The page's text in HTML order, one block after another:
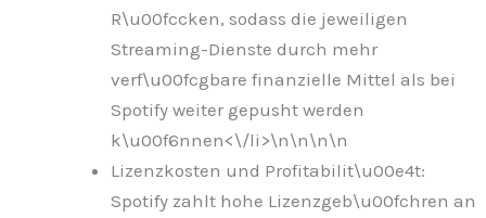
R\u00fccken, sodass die jeweiligen
Streaming-Dienste durch mehr
verf\u00fcgbare finanzielle Mittel als bei
Spotify weiter gepusht werden
k\u00f6nnen<\/li>\n\n\n\n
Lizenzkosten und Profitabilit\u00e4t:
Spotify zahlt hohe Lizenzgeb\u00fchren an